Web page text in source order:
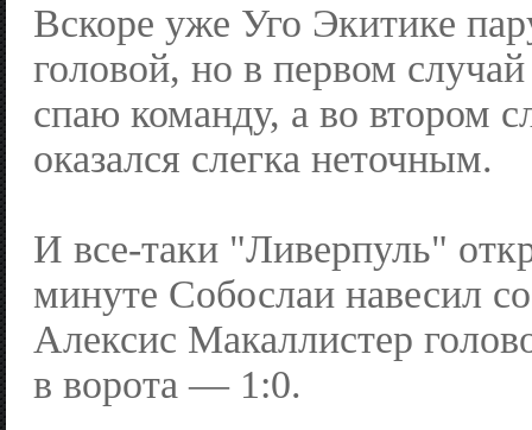
Вскоре уже Уго Экитике
головой, но в первом
спаю команду, а во втором
оказался слегка неточным.
И все-таки "Ливерпуль"
минуте Собослаи навесил
Алексис Макаллистер
в ворота — 1:0.